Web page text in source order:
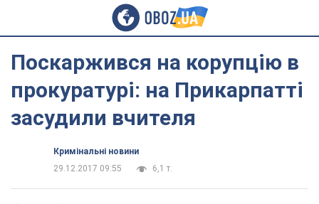
Поскаржився на корупцію в
прокуратурі: на Прикарпатті
засудили вчителя
Кримінальні новини
29.12.2017 09:55
6,1 т.